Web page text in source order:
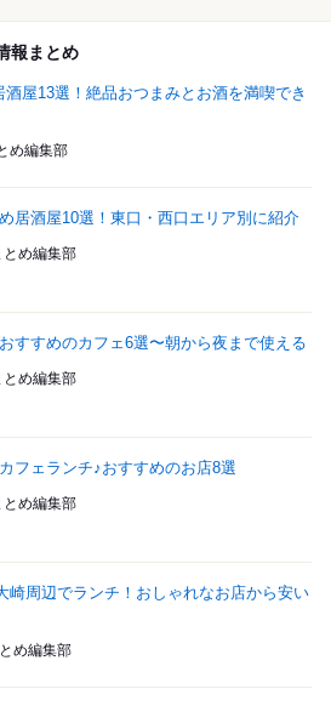
報まとめ
酒屋13選！絶品おつまみとお酒を満喫でき
め編集部
居酒屋10選！東口・西口エリア別に紹介
め編集部
すすめのカフェ6選〜朝から夜まで使える
め編集部
フェランチ♪おすすめのお店8選
め編集部
崎周辺でランチ！おしゃれなお店から安い
め編集部